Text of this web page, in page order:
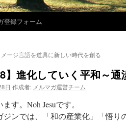
登録フォーム
ージ言語を道具に新しい時代を創る
】進化していく平和～
日 作成者: メルマガ運営チーム
す。Noh Jesuです。
ジンでは、「和の産業化」「悟